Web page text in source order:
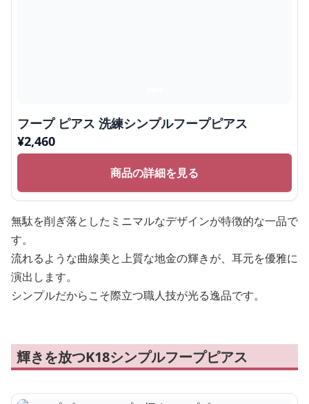
フープ ピアス 洗練シンプルフープピアス
¥2,460
商品の詳細を見る
無駄を削ぎ落としたミニマルなデザインが特徴的な一品で
す。
流れるような曲線美と上質な地金の輝きが、耳元を優雅に
演出します。
シンプルだからこそ際立つ職人技が光る逸品です。
輝きを放つK18シンプルフープピアス